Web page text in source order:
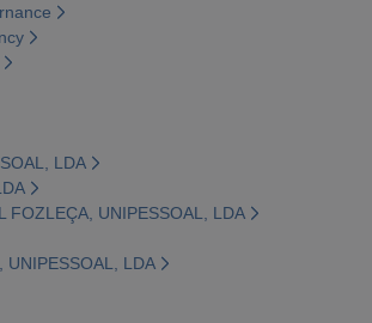
LDA
FOZLEÇA, UNIPESSOAL, LDA
UNIPESSOAL, LDA